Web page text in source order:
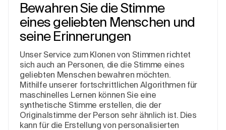
Bewahren Sie die Stimme
eines geliebten Menschen und
seine Erinnerungen
Unser Service zum Klonen von Stimmen richtet
sich auch an Personen, die die Stimme eines
geliebten Menschen bewahren möchten.
Mithilfe unserer fortschrittlichen Algorithmen für
maschinelles Lernen können Sie eine
synthetische Stimme erstellen, die der
Originalstimme der Person sehr ähnlich ist. Dies
kann für die Erstellung von personalisierten